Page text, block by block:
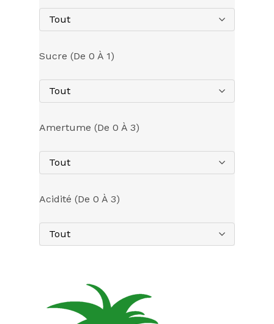
Tout
Sucre (de 0 À 1)
Tout
Amertume (de 0 À 3)
Tout
Acidité (de 0 À 3)
Tout